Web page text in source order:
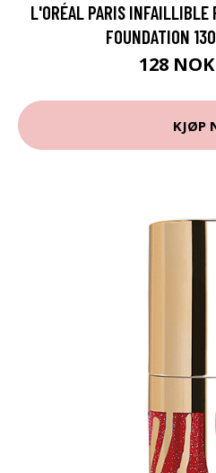
L'ORÉAL PARIS INFAILLIBLE
FOUNDATION
128 NOK
KJØP